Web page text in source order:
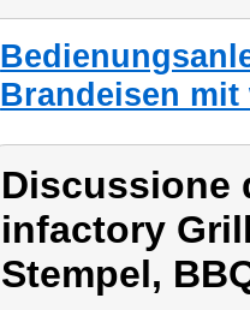
Brandeisen mit
Discussione
infactory
Stempel,